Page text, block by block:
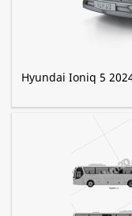
Hyundai Ioniq 5